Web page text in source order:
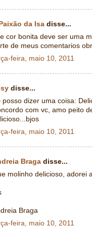
da Isa disse...
cor bonita deve ser uma
de meus comentarios
feira, maio 10, 2011
disse...
posso dizer uma coisa:
com vc, amo peito
feira, maio 10, 2011
Braga disse...
molinho delicioso, adorei
Braga
feira, maio 10, 2011